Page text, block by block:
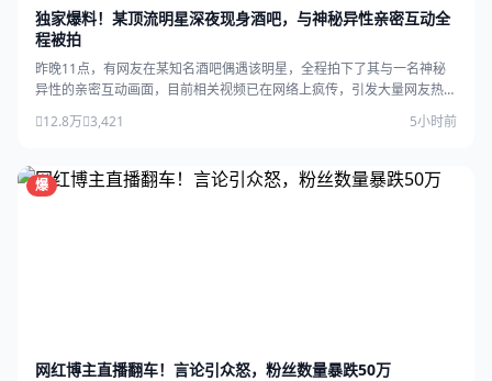
独家爆料！某顶流明星深夜现身酒吧，与神秘异性亲密互动全
程被拍
昨晚11点，有网友在某知名酒吧偶遇该明星，全程拍下了其与一名神秘
异性的亲密互动画面，目前相关视频已在网络上疯传，引发大量网友热
12.8万 3,421 5小时前
爆
网红博主直播翻车！言论引众怒，粉丝数量暴跌50万